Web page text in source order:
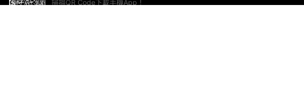
掃描QR Code下載手機App！